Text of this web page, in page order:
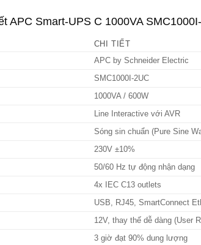
APC Smart-UPS C 1000VA
CHI TIẾT
APC by Schneider Electric
SMC1000I-2UC
1000VA / 600W
Line Interactive với AVR
Sóng sin chuẩn (Pure Sine
230V ±10%
50/60 Hz tự động nhận dạng
4x IEC C13 outlets
USB, RJ45, SmartConnect
12V, thay thế dễ dàng (User
3 giờ đạt 90% dung lượng